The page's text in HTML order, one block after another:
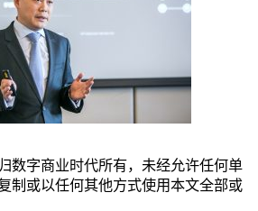
数字商业时代所有，未经允许任何单
制或以任何其他方式使用本文全部或